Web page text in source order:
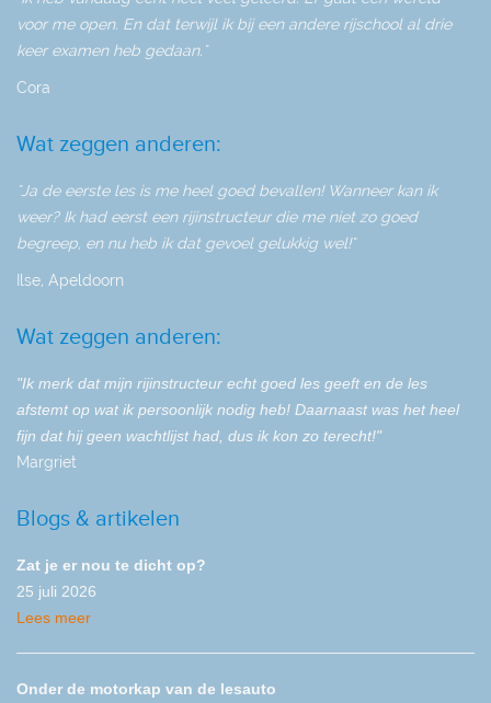
voor me open. En dat terwijl ik bij een andere rijschool al drie
keer examen heb gedaan."
Cora
Wat zeggen anderen:
"Ja de eerste les is me heel goed bevallen! Wanneer kan ik
weer? Ik had eerst een rijinstructeur die me niet zo goed
begreep, en nu heb ik dat gevoel gelukkig wel!"
Ilse, Apeldoorn
Wat zeggen anderen:
"Ik merk dat mijn rijinstructeur echt goed les geeft en de les
afstemt op wat ik persoonlijk nodig heb! Daarnaast was het heel
fijn dat hij geen wachtlijst had, dus ik kon zo terecht!"
Margriet
Blogs & artikelen
Zat je er nou te dicht op?
25 juli 2026
Lees meer
Onder de motorkap van de lesauto